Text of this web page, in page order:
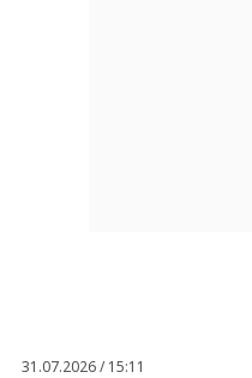
31.07.2026 / 15:11